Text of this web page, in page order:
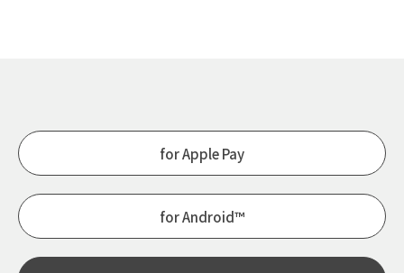
for Apple Pay
for Android™